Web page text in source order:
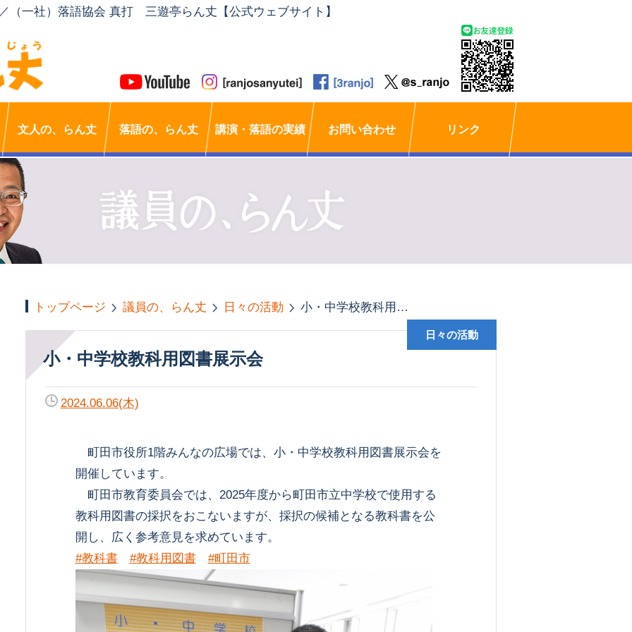
（一社）落語協会 真打 三遊亭らん丈【公式ウェブサイト】
文人の、らん丈 落語の、らん丈 講演・落語の実績 お問い合わせ リンク
トップページ 議員の、らん丈 日々の活動 小・中学校教科用図書展示会
小・中学校教科用図書展示会
日々の活動
2024.06.06(木)
町田市役所1階みんなの広場では、小・中学校教科用図書展示会を
開催しています。
町田市教育委員会では、2025年度から町田市立中学校で使用する
教科用図書の採択をおこないますが、採択の候補となる教科書を公
開し、広く参考意見を求めています。
#教科書
#教科用図書 #町田市